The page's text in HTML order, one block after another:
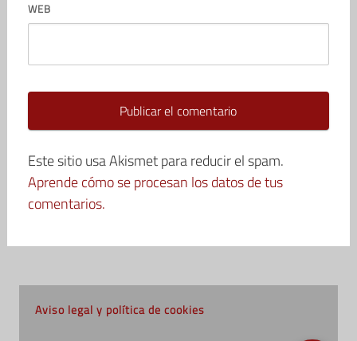
WEB
Este sitio usa Akismet para reducir el spam.
Aprende cómo se procesan los datos de tus
comentarios.
Aviso legal y política de cookies